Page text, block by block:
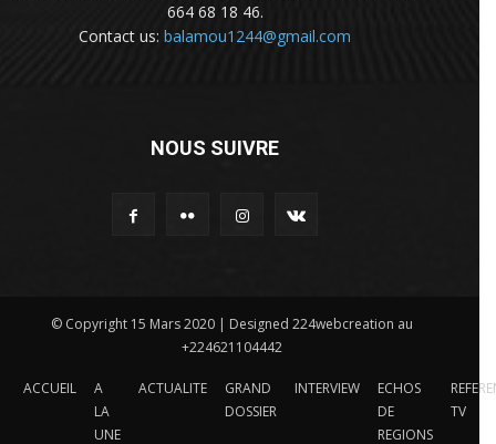
664 68 18 46.
Contact us: balamou1244@gmail.com
NOUS SUIVRE
© Copyright 15 Mars 2020 | Designed 224webcreation au
+224621104442
ACCUEIL
A
LA
UNE
ACTUALITE
GRAND
DOSSIER
INTERVIEW
ECHOS
DE
REGIONS
TV